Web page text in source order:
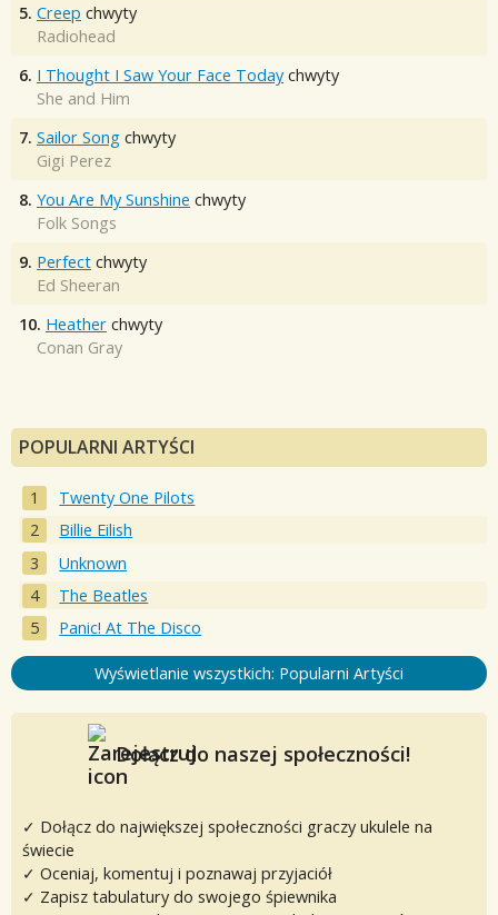
5. Creep chwyty
Radiohead
6. I Thought I Saw Your Face Today chwyty
She and Him
7. Sailor Song chwyty
Gigi Perez
8. You Are My Sunshine chwyty
Folk Songs
9. Perfect chwyty
Ed Sheeran
10. Heather chwyty
Conan Gray
POPULARNI ARTYŚCI
Twenty One Pilots
Billie Eilish
Unknown
The Beatles
Panic! At The Disco
Wyświetlanie wszystkich: Popularni Artyści
Dołącz do naszej społeczności!
✓ Dołącz do największej społeczności graczy ukulele na
świecie
✓ Oceniaj, komentuj i poznawaj przyjaciół
✓ Zapisz tabulatury do swojego śpiewnika